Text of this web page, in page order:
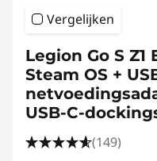
Vergelijken
Legion Go S Z1
Steam OS +
USB-C-
(149)